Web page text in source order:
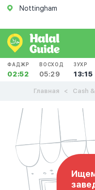
Nottingham
ФАДЖР
02:52
ВОСХОД
05:29
ЗУХР
13:15
Главная Cash